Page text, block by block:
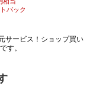
バック
サービス！ショップ買い
す。